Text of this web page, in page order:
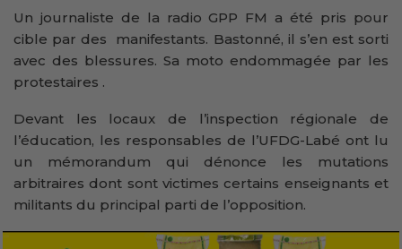
Un journaliste de la radio GPP FM a été pris pour
cible par des manifestants. Bastonné, il s’en est sorti
avec des blessures. Sa moto endommagée par les
protestaires .
Devant les locaux de l’inspection régionale de
l’éducation, les responsables de l’UFDG-Labé ont lu
un mémorandum qui dénonce les mutations
arbitraires dont sont victimes certains enseignants et
militants du principal parti de l’opposition.